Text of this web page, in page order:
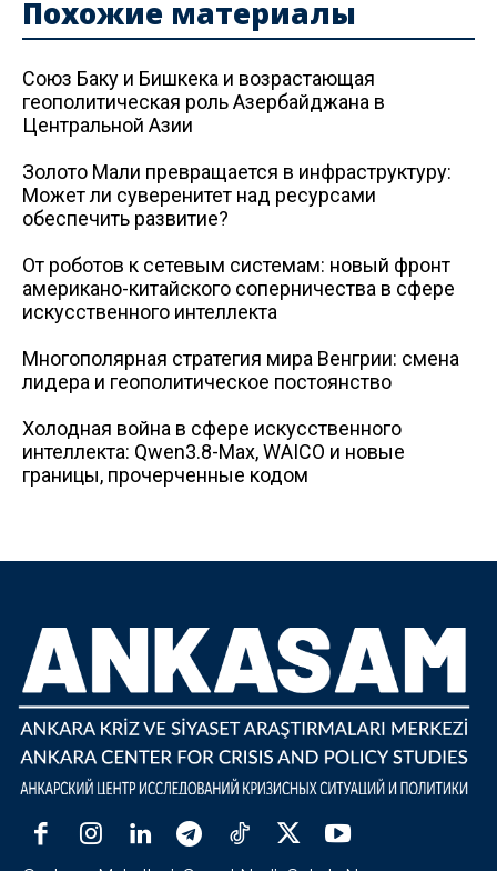
Похожие материалы
Союз Баку и Бишкека и возрастающая
геополитическая роль Азербайджана в
Центральной Азии
Золото Мали превращается в инфраструктуру:
Может ли суверенитет над ресурсами
обеспечить развитие?
От роботов к сетевым системам: новый фронт
американо-китайского соперничества в сфере
искусственного интеллекта
Многополярная стратегия мира Венгрии: смена
лидера и геополитическое постоянство
Холодная война в сфере искусственного
интеллекта: Qwen3.8-Max, WAICO и новые
границы, прочерченные кодом